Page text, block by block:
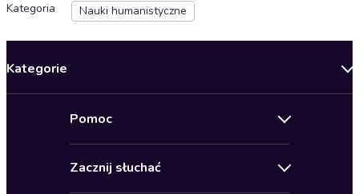
Kategoria
Nauki humanistyczne
Kategorie
Pomoc
Pomoc
Zacznij słuchać